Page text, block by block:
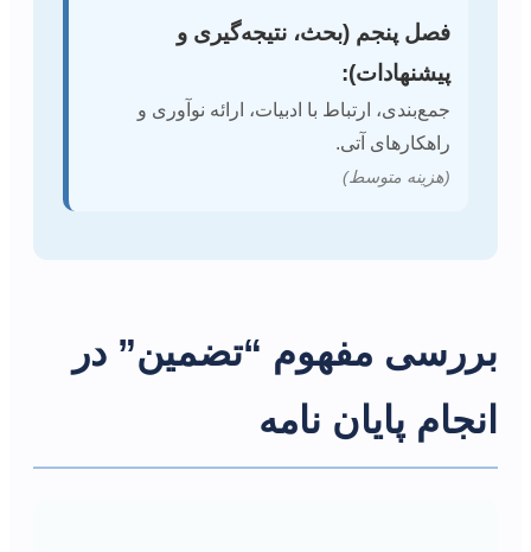
فصل پنجم (بحث، نتیجه‌گیری و
پیشنهادات):
جمع‌بندی، ارتباط با ادبیات، ارائه نوآوری و
راهکارهای آتی.
(هزینه متوسط)
بررسی مفهوم “تضمین” در
انجام پایان نامه